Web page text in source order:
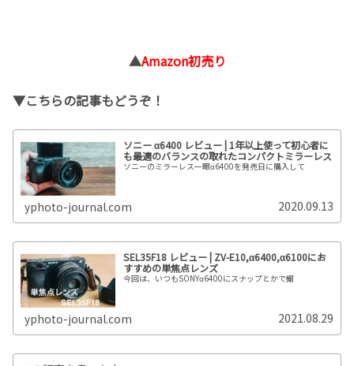
▲Amazon初売り
▼こちらの記事もどうぞ！
ソニー α6400 レビュー | 1年以上使って初心者に
も最適のバランスの取れたコンパクトミラーレス
ソニーのミラーレス一眼α6400を発売日に購入して
yphoto-journal.com 2020.09.13
SEL35F18 レビュー | ZV-E10,α6400,α6100にお
すすめの単焦点レンズ
今回は、いつもSONYα6400にスナップとかで撮
yphoto-journal.com 2021.08.29